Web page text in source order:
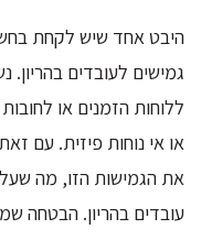
היבט אחד שיש לקחת
גמישים לעובדים
ללוחות הזמנים או
או אי נוחות פיזית. עם
את הגמישות הזו, מה
עובדים בהריון. הבטחה